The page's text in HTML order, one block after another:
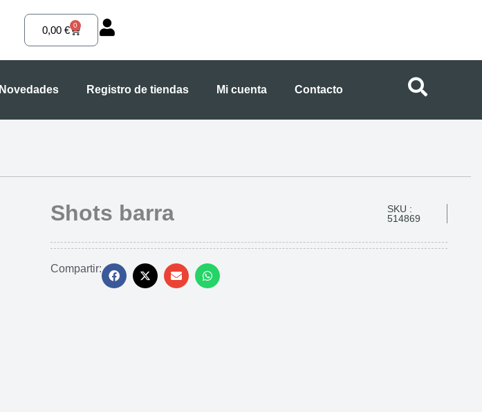
0,00 € 0
Carrito
Novedades Registro de tiendas Mi cuenta Contacto
Shots barra
SKU :
514869
Compartir: